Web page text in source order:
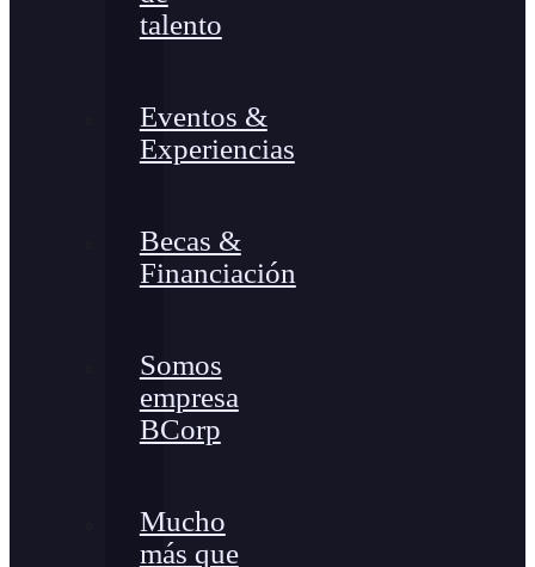
talento
Eventos &
Experiencias
Becas &
Financiación
Somos
empresa
BCorp
Mucho
más que